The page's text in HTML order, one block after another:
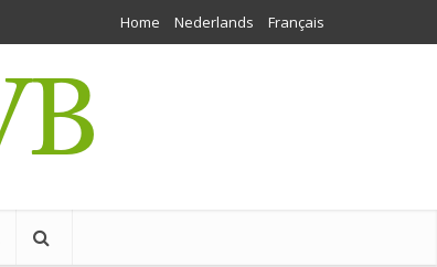
Home Nederlands Français